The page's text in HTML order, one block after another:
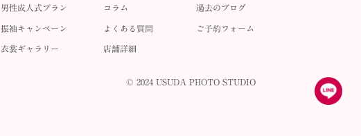
男性成人式プラン
振袖キャンペーン
衣裳ギャラリー
コラム
よくある質問
店舗詳細
過去のブログ
ご予約フォーム
© 2024 USUDA PHOTO STUDIO